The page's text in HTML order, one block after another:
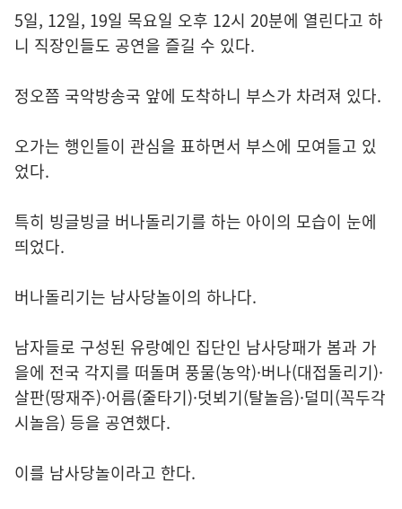
5일, 12일, 19일 목요일 오후 12시 20분에 열린다고 하
니 직장인들도 공연을 즐길 수 있다.
정오쯤 국악방송국 앞에 도착하니 부스가 차려져 있다.
오가는 행인들이 관심을 표하면서 부스에 모여들고 있
었다.
특히 빙글빙글 버나돌리기를 하는 아이의 모습이 눈에
띄었다.
버나돌리기는 남사당놀이의 하나다.
남자들로 구성된 유랑예인 집단인 남사당패가 봄과 가
을에 전국 각지를 떠돌며 풍물(농악)·버나(대접돌리기)·
살판(땅재주)·어름(줄타기)·덧뵈기(탈놀음)·덜미(꼭두각
시놀음) 등을 공연했다.
이를 남사당놀이라고 한다.